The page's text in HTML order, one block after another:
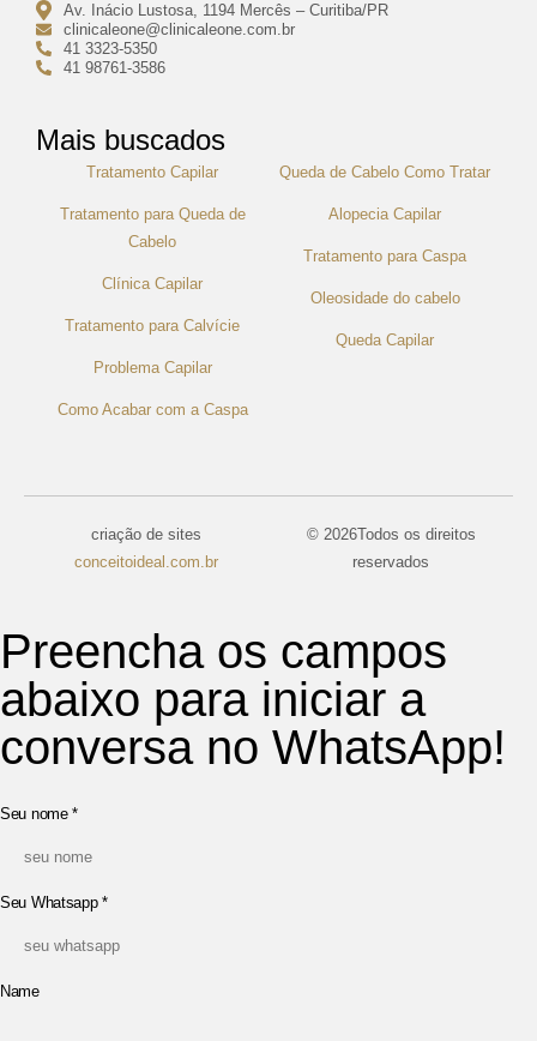
Av. Inácio Lustosa, 1194 Mercês – Curitiba/PR
clinicaleone@clinicaleone.com.br
41 3323-5350
41 98761-3586
Mais buscados
Tratamento Capilar
Tratamento para Queda de
Cabelo
Clínica Capilar
Tratamento para Calvície
Problema Capilar
Como Acabar com a Caspa
Queda de Cabelo Como Tratar
Alopecia Capilar
Tratamento para Caspa
Oleosidade do cabelo
Queda Capilar
criação de sites
conceitoideal.com.br
© 2026Todos os direitos
reservados
Preencha os campos
abaixo para iniciar a
conversa no WhatsApp!
Seu nome*
Seu Whatsapp*
Name